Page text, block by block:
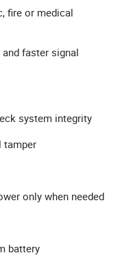
fire or medical
faster signal
system integrity
tamper
only when needed
battery